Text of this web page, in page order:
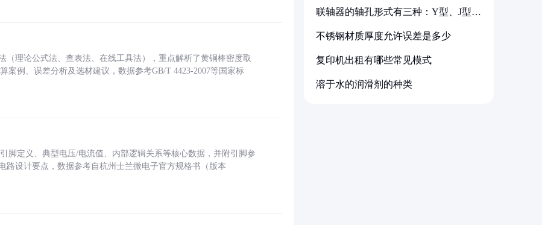
理论公式法、查表法、在线工具法），重点解析了黄铜棒密度取
案例、误差分析及选材建议，数据参考GB/T 4423-2007等国家标
脚定义、典型电压/电流值、内部逻辑关系等核心数据，并附引脚参
路设计要点，数据参考自杭州士兰微电子官方规格书（版本
联轴器的轴孔形式有三种：Y型、J型、
不锈钢材质厚度允许误差是多少
复印机出租有哪些常见模式
溶于水的润滑剂的种类